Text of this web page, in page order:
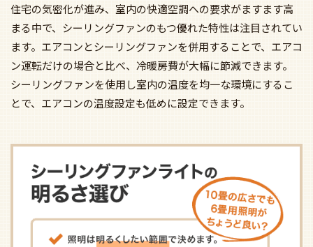
住宅の気密化が進み、室内の快適空調への要求がますます高
まる中で、シーリングファンのもつ優れた特性は注目されてい
ます。エアコンとシーリングファンを併用することで、エアコ
ン運転だけの場合と比べ、冷暖房費が大幅に節減できます。
シーリングファンを使用し室内の温度を均一な環境にするこ
とで、エアコンの温度設定も低めに設定できます。